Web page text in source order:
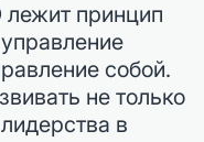
принцип
собой.
не только
в